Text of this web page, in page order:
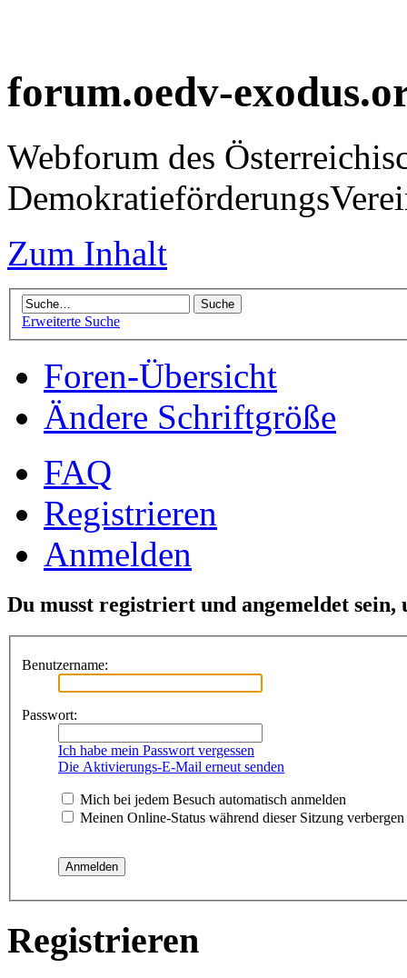
forum.oedv-
Webforum des
Zum Inhalt
Erweiterte Suche
Foren-Übersicht
Ändere Schriftgröße
FAQ
Registrieren
Anmelden
Du musst registriert und angemeldet
Benutzername:
Passwort:
Ich habe mein Passwort vergessen
Die Aktivierungs-E-Mail erneut senden
Mich bei jedem Besuch automatisch anmelden
Meinen Online-Status während dieser Sitzung verbergen
Registrieren